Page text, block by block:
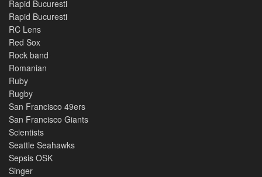
Rapid Bucuresti
Rapid Bucuresti
RC Lens
Red Sox
Rock band
Romanian
Ruby
Rugby
San Francisco 49ers
San Francisco Giants
Scientists
Seattle Seahawks
Sepsis OSK
Singer